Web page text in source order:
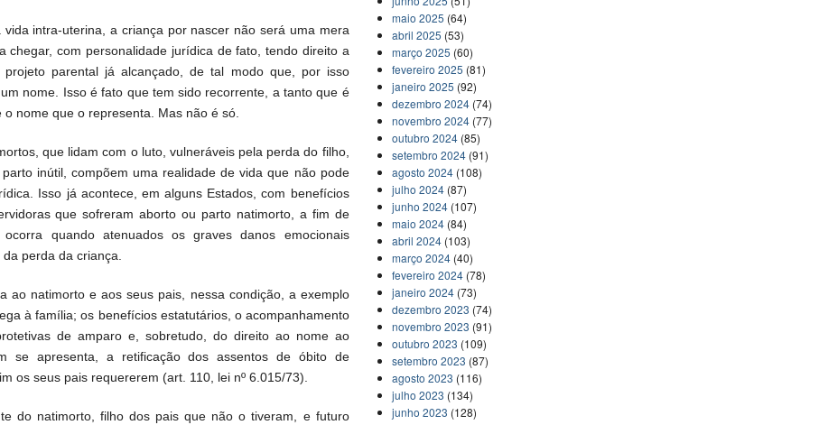
intra-uterina, a criança por nascer não será uma mera
chegar, com personalidade jurídica de fato, tendo direito a
parental já alcançado, de tal modo que, por isso
nome. Isso é fato que tem sido recorrente, a tanto que é
nome que o representa. Mas não é só.
que lidam com o luto, vulneráveis pela perda do filho,
inútil, compõem uma realidade de vida que não pode
Isso já acontece, em alguns Estados, com benefícios
que sofreram aborto ou parto natimorto, a fim de
quando atenuados os graves danos emocionais
perda da criança.
ao natimorto e aos seus pais, nessa condição, a exemplo
à família; os benefícios estatutários, o acompanhamento
de amparo e, sobretudo, do direito ao nome ao
se apresenta, a retificação dos assentos de óbito de
os seus pais requererem (art. 110, lei nº 6.015/73).
do natimorto, filho dos pais que não o tiveram, e futuro
maio 2025 (64)
abril 2025 (53)
março 2025 (60)
fevereiro 2025 (81)
janeiro 2025 (92)
dezembro 2024 (74)
novembro 2024 (77)
outubro 2024 (85)
setembro 2024 (91)
agosto 2024 (108)
julho 2024 (87)
junho 2024 (107)
maio 2024 (84)
abril 2024 (103)
março 2024 (40)
fevereiro 2024 (78)
janeiro 2024 (73)
dezembro 2023 (74)
novembro 2023 (91)
outubro 2023 (109)
setembro 2023 (87)
agosto 2023 (116)
julho 2023 (134)
junho 2023 (128)